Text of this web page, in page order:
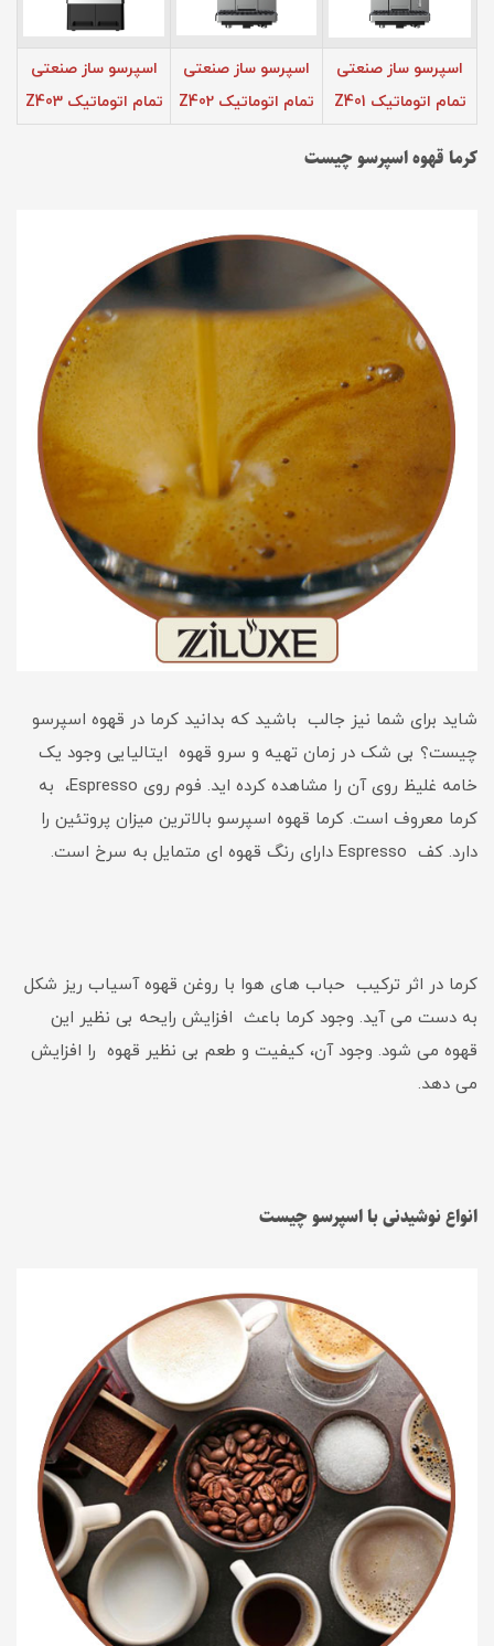
اسپرسو ساز صنعتی
تمام اتوماتیک Z401
اسپرسو ساز صنعتی
تمام اتوماتیک Z402
اسپرسو ساز صنعتی
تمام اتوماتیک Z403
کرما قهوه اسپرسو چیست
شاید برای شما نیز جالب باشید که بدانید کرما در قهوه اسپرسو
چیست؟ بی شک در زمان تهیه و سرو قهوه ایتالیایی وجود یک
خامه غلیظ روی آن را مشاهده کرده اید. فوم روی Espresso، به
کرما معروف است. کرما قهوه اسپرسو بالاترین میزان پروتئین را
دارد. کف Espresso دارای رنگ قهوه ای متمایل به سرخ است.
کرما در اثر ترکیب حباب های هوا با روغن قهوه آسیاب ریز شکل
به دست می آید. وجود کرما باعث افزایش رایحه بی نظیر این
قهوه می شود. وجود آن، کیفیت و طعم بی نظیر قهوه را افزایش
می دهد.
انواع نوشیدنی با اسپرسو چیست